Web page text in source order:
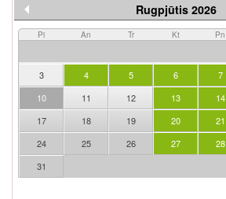
Rugpjūtis 2026
Pi An Tr Kt Pn
3
4 5 6 7
10
11 12 13 14
17
18 19 20 21
24
25 26 27 28
31